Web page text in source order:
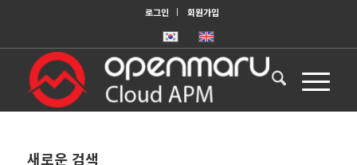
로그인 회원가입
새로운 검색